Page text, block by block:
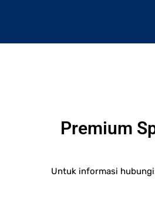
Premium
Untuk informasi